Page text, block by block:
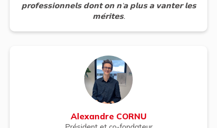
𝗽𝗿𝗼𝗳𝗲𝘀𝘀𝗶𝗼𝗻𝗻𝗲𝗹𝘀 𝗱𝗼𝗻𝘁 𝗼𝗻 𝗻’𝗮 𝗽𝗹𝘂𝘀 𝗮 𝘃𝗮𝗻𝘁𝗲𝗿 𝗹𝗲𝘀
𝗺𝗲́𝗿𝗶𝘁𝗲𝘀.
Alexandre CORNU